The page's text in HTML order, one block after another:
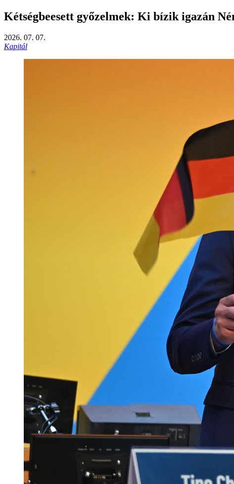
Kétségbeesett győzelmek: Ki bízik igazán
2026. 07. 07.
Kapitál